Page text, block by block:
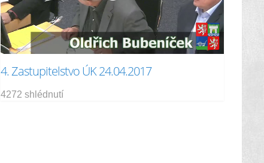
4. Zastupitelstvo ÚK 24.04.2017
4272 shlédnutí